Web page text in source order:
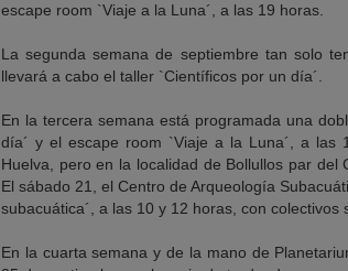
escape room `Viaje a la Luna´, a las 19 horas.
La segunda semana de septiembre tan solo
llevará a cabo el taller `Científicos por un día´.
En la tercera semana está programada una
día´ y el escape room `Viaje a la Luna´, a las
Huelva, pero en la localidad de Bollullos par del
El sábado 21, el Centro de Arqueología
subacuática´, a las 10 y 12 horas, con colectivos
En la cuarta semana y de la mano de